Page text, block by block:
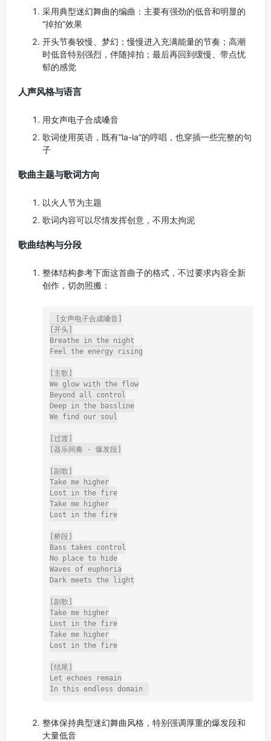
采用典型迷幻舞曲的编曲：主要有强劲的低音和明显的
“掉拍”效果
开头节奏较慢、梦幻；慢慢进入充满能量的节奏；高潮
时低音特别强烈，伴随掉拍；最后再回到缓慢、带点忧
郁的感觉
人声风格与语言
用女声电子合成嗓音
歌词使用英语，既有“la-la”的哼唱，也穿插一些完整的句
子
歌曲主题与歌词方向
以火人节为主题
歌词内容可以尽情发挥创意，不用太拘泥
歌曲结构与分段
整体结构参考下面这首曲子的格式，不过要求内容全新
创作，切勿照搬：
[女声电子合成嗓音]
[开头]
Breathe in the night
Feel the energy rising
[主歌]
We glow with the flow
Beyond all control
Deep in the bassline
We find our soul
[过渡]
[器乐间奏 - 爆发段]
[副歌]
Take me higher
Lost in the fire
Take me higher
Lost in the fire
[桥段]
Bass takes control
No place to hide
Waves of euphoria
Dark meets the light
[副歌]
Take me higher
Lost in the fire
Take me higher
Lost in the fire
[结尾]
Let echoes remain
整体保持典型迷幻舞曲风格，特别强调厚重的爆发段和
大量低音